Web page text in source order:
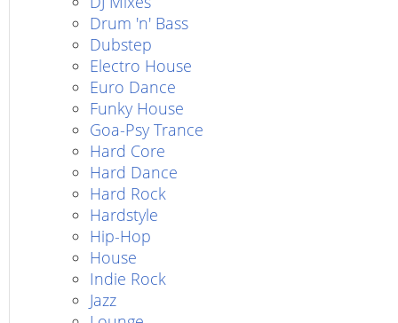
Drum 'n' Bass
Dubstep
Electro House
Euro Dance
Funky House
Goa-Psy Trance
Hard Core
Hard Dance
Hard Rock
Hardstyle
Hip-Hop
House
Indie Rock
Jazz